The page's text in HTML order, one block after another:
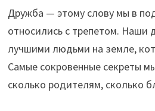
Дружба — этому слову мы в
относились с трепетом. Наши
лучшими людьми на земле,
Самые сокровенные секреты
сколько родителям, сколько